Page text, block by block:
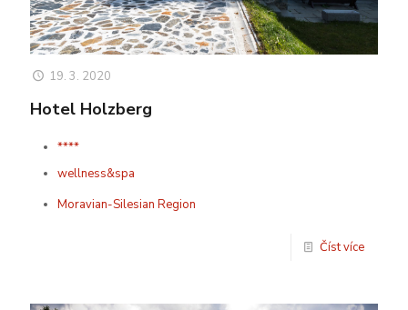
19. 3. 2020
Hotel Holzberg
****
wellness&spa
Moravian-Silesian Region
Číst více